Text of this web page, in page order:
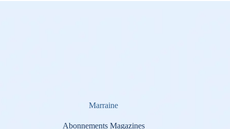
Marraine
Abonnements Magazines